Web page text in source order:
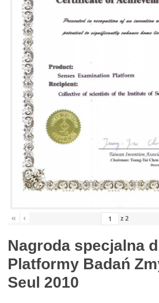
« ‹ z2
Nagroda specjalna
Platformy Badań
Seul 2010